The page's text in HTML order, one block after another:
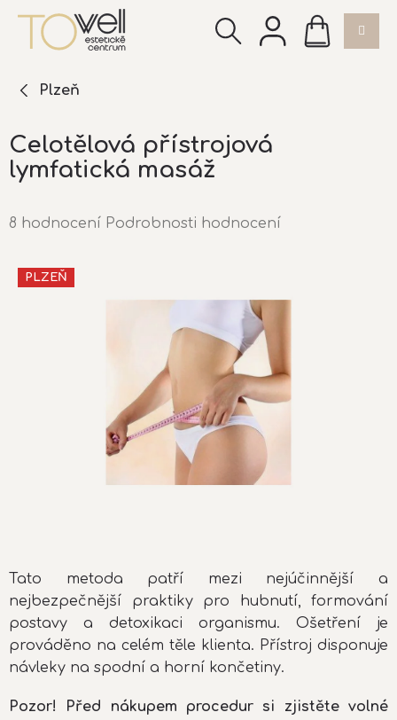
obsah
NÁKUPNÍ
KOŠÍK
Plzeň
Celotělová přístrojová
lymfatická masáž
Průměrné
8 hodnocení Podrobnosti hodnocení
PLZEŇ
Tato metoda patří mezi nejúčinnější a
nejbezpečnější praktiky pro hubnutí, formování
postavy a detoxikaci organismu. Ošetření je
prováděno na celém těle klienta. Přístroj disponuje
návleky na spodní a horní končetiny.
Pozor! Před nákupem procedur si zjistěte volné